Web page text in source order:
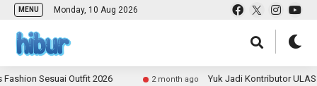
MENU Monday, 10 Aug 2026
Sesuai Outfit 2026 2 month ago Yuk Jadi Kontributor ULAS.id dan